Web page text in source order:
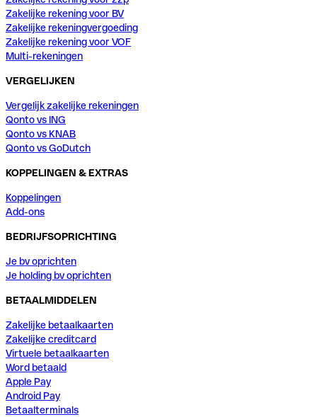
Zakelijke rekening voor BV
Zakelijke rekeningvergoeding
Zakelijke rekening voor VOF
Multi-rekeningen
VERGELIJKEN
Vergelijk zakelijke rekeningen
Qonto vs ING
Qonto vs KNAB
Qonto vs GoDutch
KOPPELINGEN & EXTRAS
Koppelingen
Add-ons
BEDRIJFSOPRICHTING
Je bv oprichten
Je holding bv oprichten
BETAALMIDDELEN
Zakelijke betaalkaarten
Zakelijke creditcard
Virtuele betaalkaarten
Word betaald
Apple Pay
Android Pay
Betaalterminals